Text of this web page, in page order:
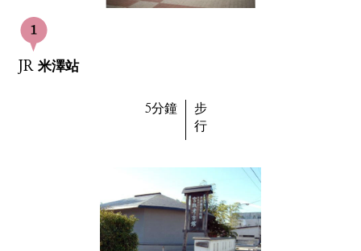
JR 米澤站
5分鐘
步
行